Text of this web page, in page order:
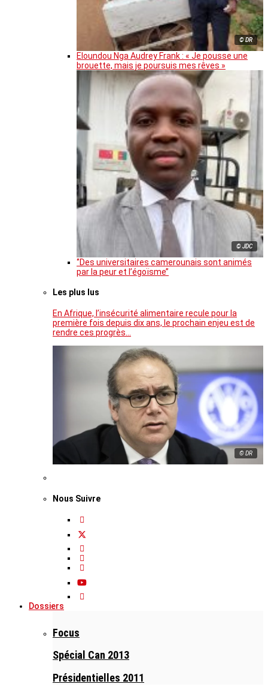
© DR
Eloundou Nga Audrey Frank : « Je pousse une
brouette, mais je poursuis mes rêves »
© JDC
‘’Des universitaires camerounais sont animés
par la peur et l’égoïsme’’
Les plus lus
En Afrique, l’insécurité alimentaire recule pour la
première fois depuis dix ans, le prochain enjeu est de
rendre ces progrès…
© DR
Nous Suivre
Dossiers
Focus
Spécial Can 2013
Présidentielles 2011